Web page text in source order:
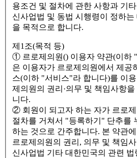
용조건 및 절차에 관한 사항과 기
신사업법 및 동법 시행령이 정하
을 목적으로 합니다.
제1조(목적 등)
① 르로제의원() 이용자 약관(이하
은 이용자가 르로제의원에서 제공
스(이하 "서비스"라 합니다)를 이
제의원의 권리·의무 및 책임사항
니다.
② 회원이 되고자 하는 자가 르로
절차를 거쳐서 "등록하기" 단추를
하는 것으로 간주합니다. 본 약관
르로제의원의 권리, 의무 및 책임
신사업법 기타 대한민국의 관련 법